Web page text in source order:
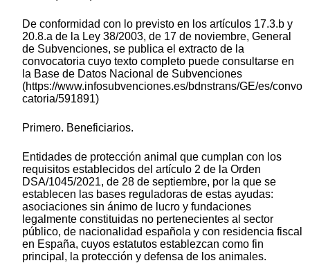
De conformidad con lo previsto en los artículos 17.3.b y
20.8.a de la Ley 38/2003, de 17 de noviembre, General
de Subvenciones, se publica el extracto de la
convocatoria cuyo texto completo puede consultarse en
la Base de Datos Nacional de Subvenciones
(https://www.infosubvenciones.es/bdnstrans/GE/es/convo
catoria/591891)
Primero. Beneficiarios.
Entidades de protección animal que cumplan con los
requisitos establecidos del artículo 2 de la Orden
DSA/1045/2021, de 28 de septiembre, por la que se
establecen las bases reguladoras de estas ayudas:
asociaciones sin ánimo de lucro y fundaciones
legalmente constituidas no pertenecientes al sector
público, de nacionalidad española y con residencia fiscal
en España, cuyos estatutos establezcan como fin
principal, la protección y defensa de los animales.